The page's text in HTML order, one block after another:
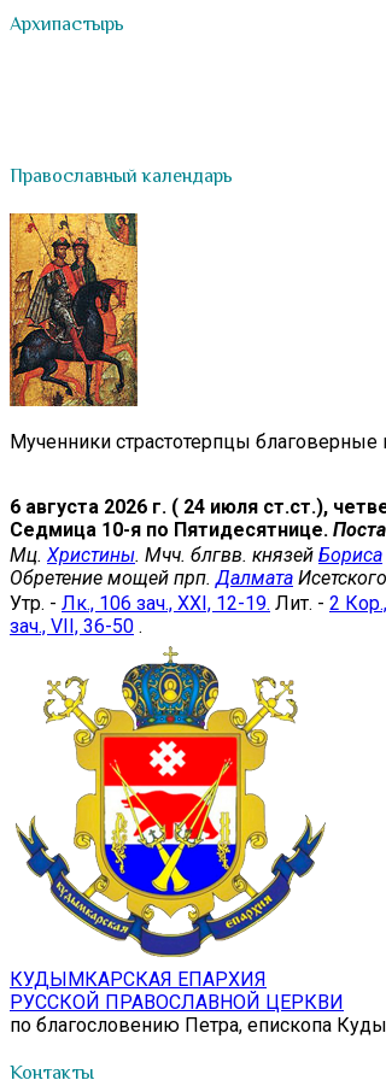
Архипастырь
Православный календарь
Мученники страстотерпцы благоверные
6 августа 2026 г. ( 24 июля ст.ст.),
Седмица 10-я по Пятидесятнице.
Мц. Христины. Мчч. блгвв. князей Бориса
Обретение мощей прп. Далмата
Утр. - Лк., 106 зач., XXI, 12-19. Лит. - 2
зач., VII, 36-50 .
КУДЫМКАРСКАЯ ЕПАРХИЯ
РУССКОЙ ПРАВОСЛАВНОЙ ЦЕРКВИ
по благословению Петра, епископа
Контакты